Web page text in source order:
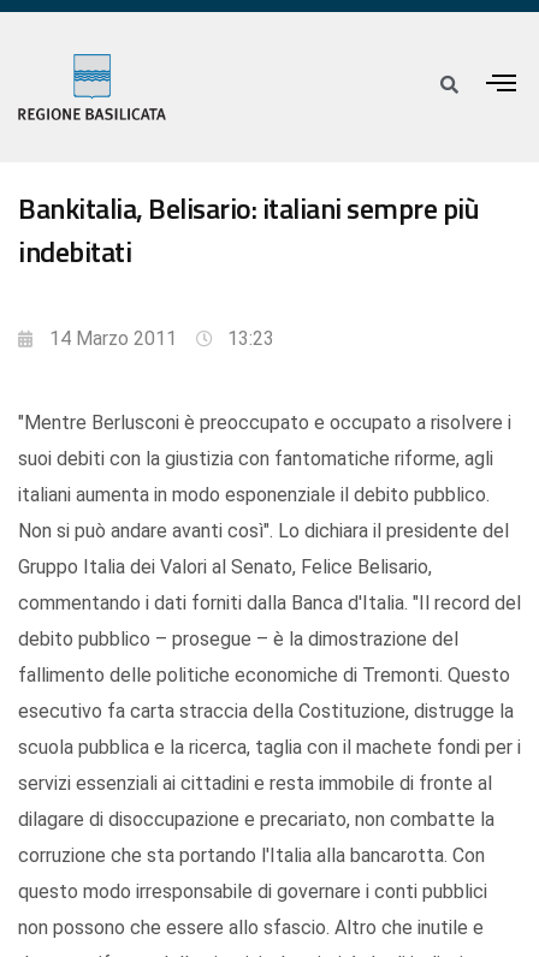
Bankitalia, Belisario: italiani sempre più
indebitati
14 Marzo 2011 13:23
"Mentre Berlusconi è preoccupato e occupato a risolvere i
suoi debiti con la giustizia con fantomatiche riforme, agli
italiani aumenta in modo esponenziale il debito pubblico.
Non si può andare avanti così". Lo dichiara il presidente del
Gruppo Italia dei Valori al Senato, Felice Belisario,
commentando i dati forniti dalla Banca d'Italia. "Il record del
debito pubblico – prosegue – è la dimostrazione del
fallimento delle politiche economiche di Tremonti. Questo
esecutivo fa carta straccia della Costituzione, distrugge la
scuola pubblica e la ricerca, taglia con il machete fondi per i
servizi essenziali ai cittadini e resta immobile di fronte al
dilagare di disoccupazione e precariato, non combatte la
corruzione che sta portando l'Italia alla bancarotta. Con
questo modo irresponsabile di governare i conti pubblici
non possono che essere allo sfascio. Altro che inutile e